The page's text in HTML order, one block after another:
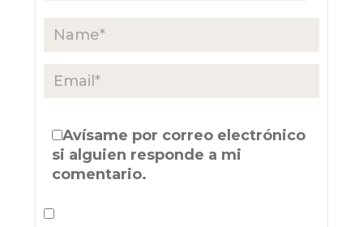
Avísame por correo electrónico
si alguien responde a mi
comentario.